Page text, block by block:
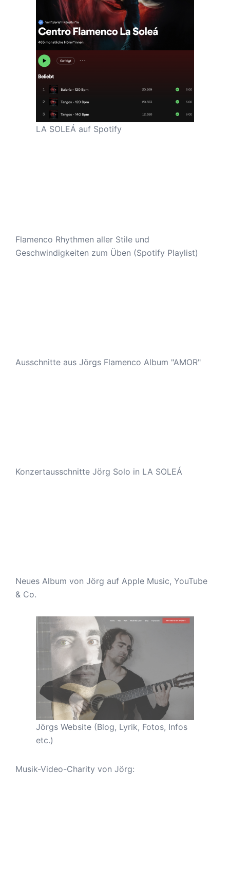
LA SOLEÁ auf Spotify
Flamenco Rhythmen aller Stile und
Geschwindigkeiten zum Üben (Spotify Playlist)
Ausschnitte aus Jörgs Flamenco Album "AMOR"
Konzertausschnitte Jörg Solo in LA SOLEÁ
Neues Album von Jörg auf Apple Music, YouTube
& Co.
Jörgs Website (Blog, Lyrik, Fotos, Infos
etc.)
Musik-Video-Charity von Jörg: